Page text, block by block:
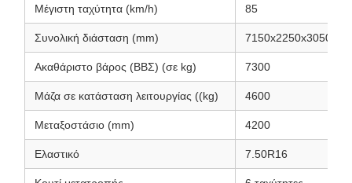
Μέγιστη ταχύτητα (km/h) 85
Συνολική διάσταση (mm) 7150x2250x3050
Ακαθάριστο βάρος (ΒΒΣ) (σε kg) 7300
Μάζα σε κατάσταση λειτουργίας ((kg) 4600
Μεταξοστάσιο (mm) 4200
Ελαστικό 7.50R16